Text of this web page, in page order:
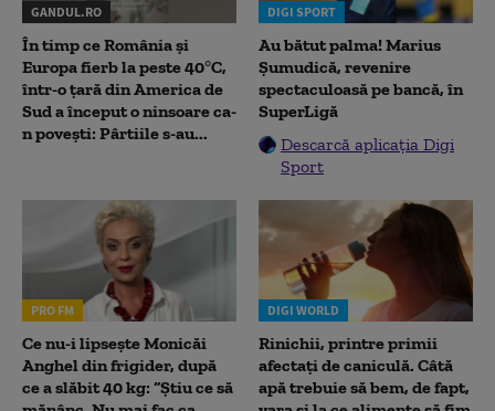
GANDUL.RO
În timp ce România și
Europa fierb la peste 40°C,
într-o țară din America de
Sud a început o ninsoare ca-
n povești: Pârtiile s-au...
DIGI SPORT
Au bătut palma! Marius
Șumudică, revenire
spectaculoasă pe bancă, în
SuperLigă
Descarcă aplicația Digi
Sport
PRO FM
Ce nu-i lipsește Monicăi
Anghel din frigider, după
ce a slăbit 40 kg: “Știu ce să
DIGI WORLD
Rinichii, printre primii
afectați de caniculă. Câtă
apă trebuie să bem, de fapt,